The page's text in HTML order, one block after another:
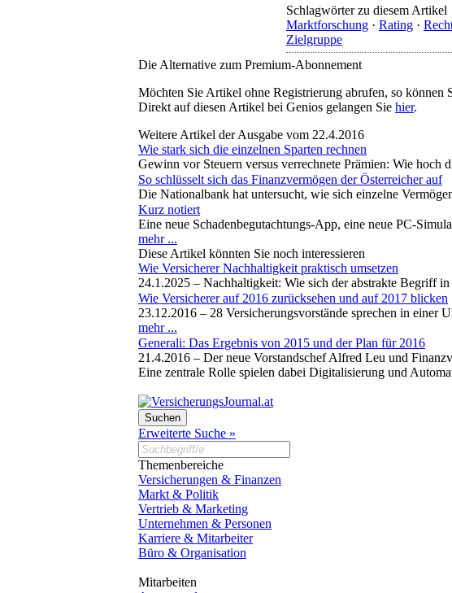
Schlagwörter zu diesem Artikel
Marktforschung · Rating ·
Zielgruppe
Die Alternative zum Premium-Abonnement
Möchten Sie Artikel ohne Registrierung abrufen, so können
Direkt auf diesen Artikel bei Genios gelangen Sie hier.
Weitere Artikel der Ausgabe vom 22.4.2016
Wie stark sich die einzelnen Sparten rechnen
Gewinn vor Steuern versus verrechnete Prämien: Wie
So schlüsselt sich das Finanzvermögen der Österreicher auf
Die Nationalbank hat untersucht, wie sich einzelne
Kurz notiert
Eine neue Schadenbegutachtungs-App, eine neue PC-
mehr ...
Diese Artikel könnten Sie noch interessieren
Wie Versicherer Nachhaltigkeit praktisch umsetzen
24.1.2025 – Nachhaltigkeit: Wie sich der abstrakte Begriff
Wie Versicherer auf 2016 zurücksehen und auf 2017 blicken
23.12.2016 – 28 Versicherungsvorstände sprechen in einer
mehr ...
Generali: Das Ergebnis von 2015 und der Plan für 2016
21.4.2016 – Der neue Vorstandschef Alfred Leu und
Eine zentrale Rolle spielen dabei Digitalisierung und
Erweiterte Suche »
Themenbereiche
Versicherungen & Finanzen
Markt & Politik
Vertrieb & Marketing
Unternehmen & Personen
Karriere & Mitarbeiter
Büro & Organisation
Mitarbeiten